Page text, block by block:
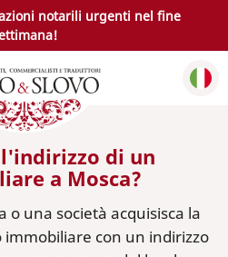
notarili urgenti nel fine
di un
a Mosca?
o una società acquisisca la
con un indirizzo